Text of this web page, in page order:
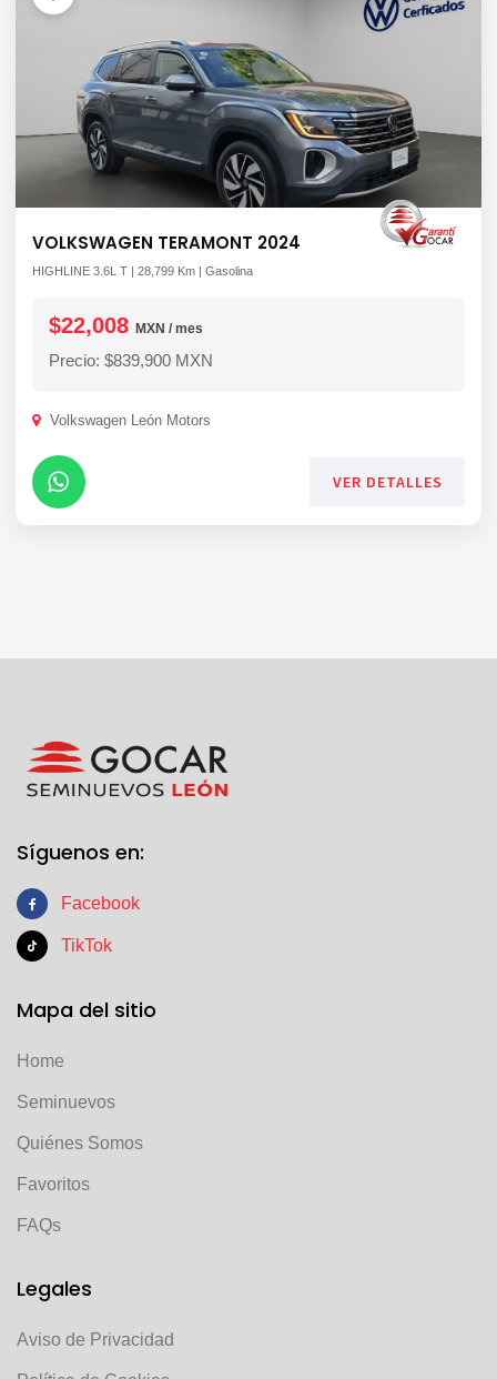
VOLKSWAGEN TERAMONT 2024
HIGHLINE 3.6L T | 28,799 Km | Gasolina
$22,008 MXN / mes
Precio: $839,900 MXN
Volkswagen León Motors
VER DETALLES
Síguenos en:
Facebook
TikTok
Mapa del sitio
Home
Seminuevos
Quiénes Somos
Favoritos
FAQs
Legales
Aviso de Privacidad